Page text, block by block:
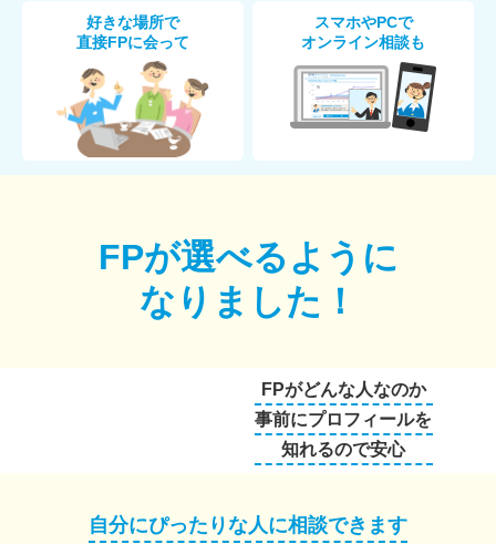
好きな場所で
直接FPに会って
スマホやPCで
オンライン相談も
FPが選べるように
なりました！
FPがどんな人なのか
事前にプロフィールを
知れるので安心
自分にぴったりな人に相談できます